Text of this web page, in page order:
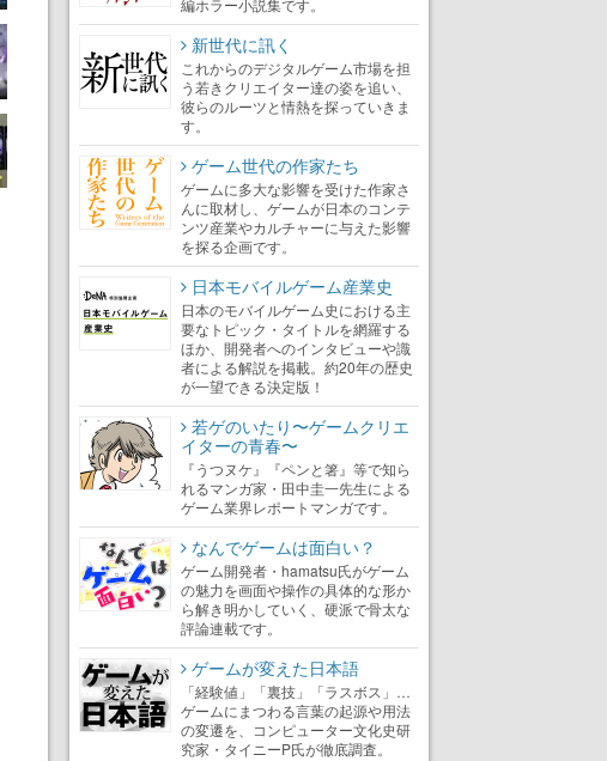
編ホラー小説集です。
新世代に訊く
これからのデジタルゲーム市場を担
う若きクリエイター達の姿を追い、
彼らのルーツと情熱を探っていきま
す。
ゲーム世代の作家たち
ゲームに多大な影響を受けた作家さ
んに取材し、ゲームが日本のコンテ
ンツ産業やカルチャーに与えた影響
を探る企画です。
日本モバイルゲーム産業史
日本のモバイルゲーム史における主
要なトピック・タイトルを網羅する
ほか、開発者へのインタビューや識
者による解説を掲載。約20年の歴史
が一望できる決定版！
若ゲのいたり〜ゲームクリエ
イターの青春〜
『うつヌケ』『ペンと箸』等で知ら
れるマンガ家・田中圭一先生による
ゲーム業界レポートマンガです。
なんでゲームは面白い？
ゲーム開発者・hamatsu氏がゲーム
の魅力を画面や操作の具体的な形か
ら解き明かしていく、硬派で骨太な
評論連載です。
ゲームが変えた日本語
「経験値」「裏技」「ラスボス」…
ゲームにまつわる言葉の起源や用法
の変遷を、コンピューター文化史研
究家・タイニーP氏が徹底調査。